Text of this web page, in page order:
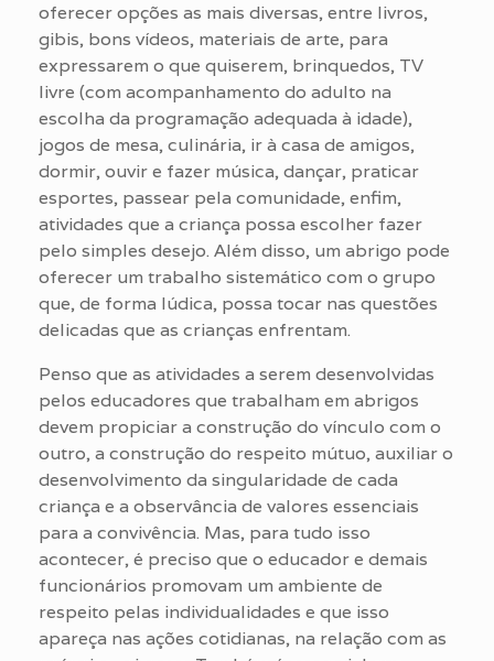
oferecer opções as mais diversas, entre livros,
gibis, bons vídeos, materiais de arte, para
expressarem o que quiserem, brinquedos, TV
livre (com acompanhamento do adulto na
escolha da programação adequada à idade),
jogos de mesa, culinária, ir à casa de amigos,
dormir, ouvir e fazer música, dançar, praticar
esportes, passear pela comunidade, enfim,
atividades que a criança possa escolher fazer
pelo simples desejo. Além disso, um abrigo pode
oferecer um trabalho sistemático com o grupo
que, de forma lúdica, possa tocar nas questões
delicadas que as crianças enfrentam.
Penso que as atividades a serem desenvolvidas
pelos educadores que trabalham em abrigos
devem propiciar a construção do vínculo com o
outro, a construção do respeito mútuo, auxiliar o
desenvolvimento da singularidade de cada
criança e a observância de valores essenciais
para a convivência. Mas, para tudo isso
acontecer, é preciso que o educador e demais
funcionários promovam um ambiente de
respeito pelas individualidades e que isso
apareça nas ações cotidianas, na relação com as